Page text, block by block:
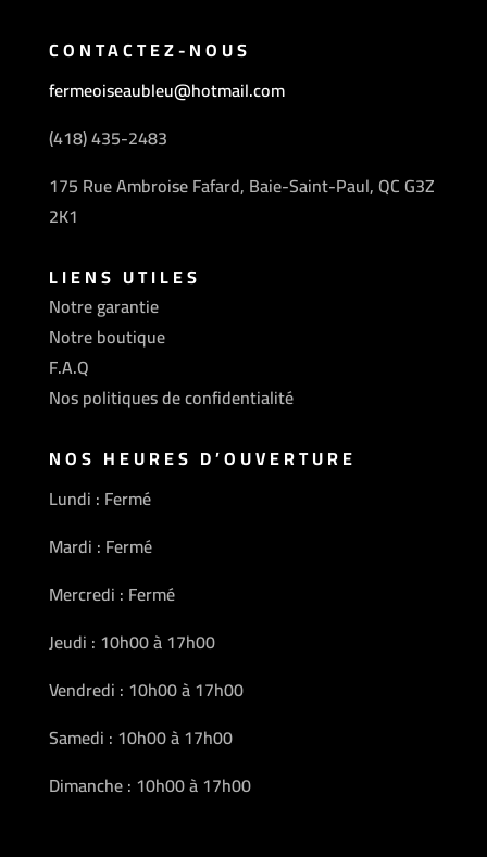
CONTACTEZ-NOUS
fermeoiseaubleu@hotmail.com
(418) 435-2483
175 Rue Ambroise Fafard, Baie-Saint-Paul, QC G3Z
2K1
LIENS UTILES
Notre garantie
Notre boutique
F.A.Q
Nos politiques de confidentialité
NOS HEURES D’OUVERTURE
Lundi : Fermé
Mardi : Fermé
Mercredi : Fermé
Jeudi : 10h00 à 17h00
Vendredi : 10h00 à 17h00
Samedi : 10h00 à 17h00
Dimanche : 10h00 à 17h00